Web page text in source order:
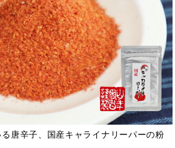
唐辛子、国産キャライナリーパーの粉